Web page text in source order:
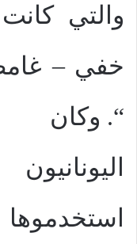
والتي
خفي –
“. وكان